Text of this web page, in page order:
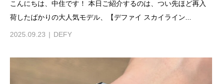
こんにちは、中住です！ 本日ご紹介するのは、つい先ほど再入
荷したばかりの大人気モデル、【デファイ スカイライン...
2025.09.23 DEFY